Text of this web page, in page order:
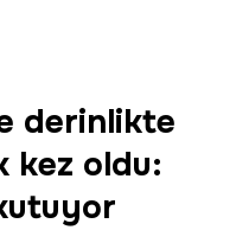
derinlikte
kez oldu: